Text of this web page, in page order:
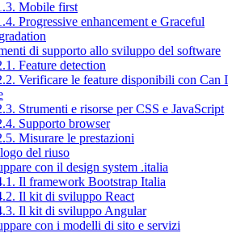
Mobile first
Progressive enhancement e Graceful
di supporto allo sviluppo del software
Feature detection
Verificare le feature disponibili con Can I
Strumenti e risorse per CSS e JavaScript
Supporto browser
Misurare le prestazioni
del riuso
con il design system .italia
Il framework Bootstrap Italia
Il kit di sviluppo React
Il kit di sviluppo Angular
con i modelli di sito e servizi